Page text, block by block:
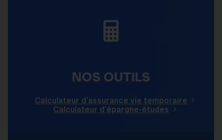
NOS OUTILS
Calculateur d'assurance vie temporaire
Calculateur d'épargne-études